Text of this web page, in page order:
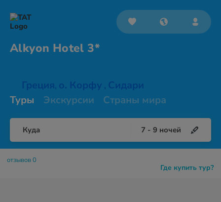
Alkyon Hotel 3*
Греция, о. Корфу , Сидари
Туры
Экскурсии Страны мира
Куда 7 - 9 ночей
Где купить тур?
отзывов 0